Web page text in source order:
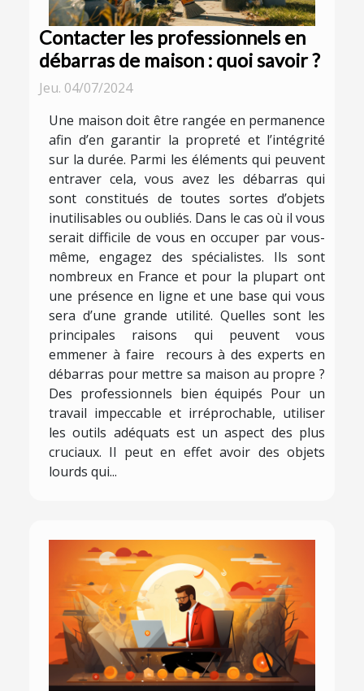
Contacter les professionnels en
débarras de maison : quoi savoir ?
Jeu. 04/07/2024
Une maison doit être rangée en permanence
afin d’en garantir la propreté et l’intégrité
sur la durée. Parmi les éléments qui peuvent
entraver cela, vous avez les débarras qui
sont constitués de toutes sortes d’objets
inutilisables ou oubliés. Dans le cas où il vous
serait difficile de vous en occuper par vous-
même, engagez des spécialistes. Ils sont
nombreux en France et pour la plupart ont
une présence en ligne et une base qui vous
sera d’une grande utilité. Quelles sont les
principales raisons qui peuvent vous
emmener à faire recours à des experts en
débarras pour mettre sa maison au propre ?
Des professionnels bien équipés Pour un
travail impeccable et irréprochable, utiliser
les outils adéquats est un aspect des plus
cruciaux. Il peut en effet avoir des objets
lourds qui...